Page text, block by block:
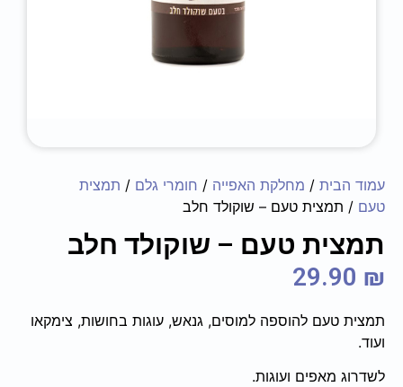
עמוד הבית / מחלקת האפייה / חומרי גלם / תמצית
טעם / תמצית טעם – שוקולד חלב
תמצית טעם – שוקולד חלב
29.90 ₪
תמצית טעם להוספה למוסים, גנאש, עוגות בחושות, צימקאו
ועוד.
לשדרוג מאפים ועוגות.